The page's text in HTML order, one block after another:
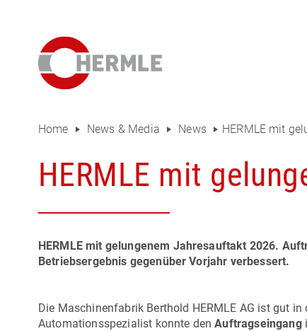
Das HERMLE Magazin
Das Unternehmen
Organigramm
Investor Relations
Home News & Media News HERMLE mit
HERMLE mit
HERMLE mit gelungenem Jahresauftakt 2026.
Betriebsergebnis gegenüber Vorjahr verbessert.
Die Maschinenfabrik Berthold HERMLE AG ist gut
Automationsspezialist konnte denAuftragseingang